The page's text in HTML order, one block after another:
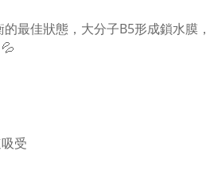
最佳狀態，大分子B5形成鎖水膜
受